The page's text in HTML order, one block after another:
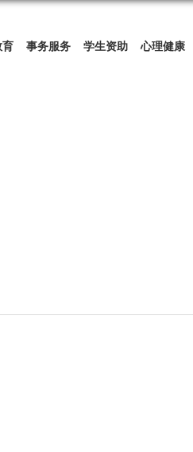
育 事务服务 学生资助 心理健康